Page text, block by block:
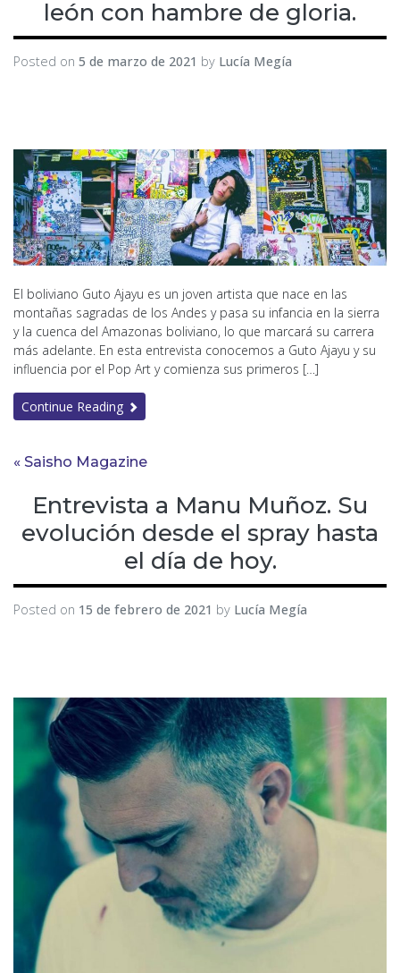
león con hambre de gloria.
Posted on 5 de marzo de 2021 by Lucía Megía
El boliviano Guto Ajayu es un joven artista que nace en las
montañas sagradas de los Andes y pasa su infancia en la sierra
y la cuenca del Amazonas boliviano, lo que marcará su carrera
más adelante. En esta entrevista conocemos a Guto Ajayu y su
influencia por el Pop Art y comienza sus primeros […]
Continue Reading
« Saisho Magazine
Entrevista a Manu Muñoz. Su
evolución desde el spray hasta
el día de hoy.
Posted on 15 de febrero de 2021 by Lucía Megía